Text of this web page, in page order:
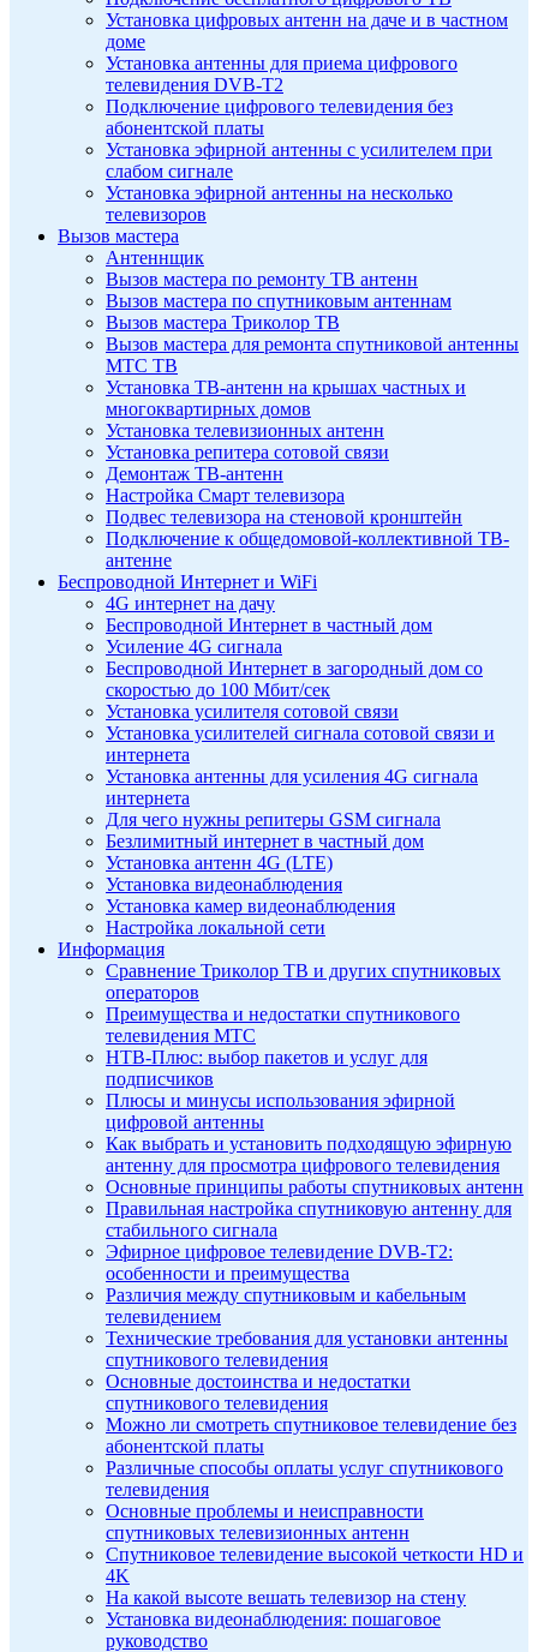
Установка цифровых антенн на даче и в частном
доме
Установка антенны для приема цифрового
телевидения DVB-T2
Подключение цифрового телевидения без
абонентской платы
Установка эфирной антенны с усилителем при
слабом сигнале
Установка эфирной антенны на несколько
телевизоров
Вызов мастера
Антеннщик
Вызов мастера по ремонту ТВ антенн
Вызов мастера по спутниковым антеннам
Вызов мастера Триколор ТВ
Вызов мастера для ремонта спутниковой антенны
МТС ТВ
Установка ТВ-антенн на крышах частных и
многоквартирных домов
Установка телевизионных антенн
Установка репитера сотовой связи
Демонтаж ТВ-антенн
Настройка Смарт телевизора
Подвес телевизора на стеновой кронштейн
Подключение к общедомовой-коллективной ТВ-
антенне
Беспроводной Интернет и WiFi
4G интернет на дачу
Беспроводной Интернет в частный дом
Усиление 4G сигнала
Беспроводной Интернет в загородный дом со
скоростью до 100 Мбит/сек
Установка усилителя сотовой связи
Установка усилителей сигнала сотовой связи и
интернета
Установка антенны для усиления 4G сигнала
интернета
Для чего нужны репитеры GSM сигнала
Безлимитный интернет в частный дом
Установка антенн 4G (LTE)
Установка видеонаблюдения
Установка камер видеонаблюдения
Настройка локальной сети
Информация
Сравнение Триколор ТВ и других спутниковых
операторов
Преимущества и недостатки спутникового
телевидения МТС
НТВ-Плюс: выбор пакетов и услуг для
подписчиков
Плюсы и минусы использования эфирной
цифровой антенны
Как выбрать и установить подходящую эфирную
антенну для просмотра цифрового телевидения
Основные принципы работы спутниковых антенн
Правильная настройка спутниковую антенну для
стабильного сигнала
Эфирное цифровое телевидение DVB-T2:
особенности и преимущества
Различия между спутниковым и кабельным
телевидением
Технические требования для установки антенны
спутникового телевидения
Основные достоинства и недостатки
спутникового телевидения
Можно ли смотреть спутниковое телевидение без
абонентской платы
Различные способы оплаты услуг спутникового
телевидения
Основные проблемы и неисправности
спутниковых телевизионных антенн
Спутниковое телевидение высокой четкости HD и
4K
На какой высоте вешать телевизор на стену
Установка видеонаблюдения: пошаговое
руководство